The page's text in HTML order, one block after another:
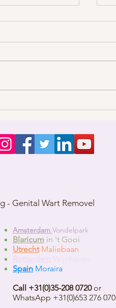
- Genital Wart Removel
Amsterdam Vondelpark
Blaricum in 't Gooi
UtrechtMaliebaan
Spain Moraira
Call +31(0)35-208 0720or
WhatsApp +31(0)653 276 070